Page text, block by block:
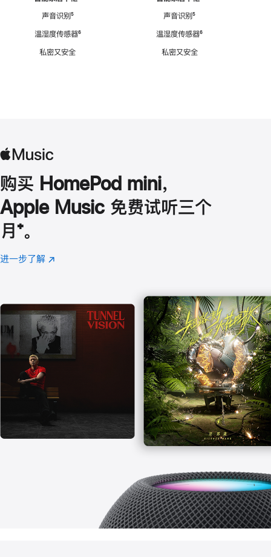
声音识别脚
⁵
温湿度传感器脚
⁶
私密又安全
声音识别脚
⁵
温湿度传感器脚
⁶
私密又安全
购买 HomePod mini，
Apple Music 免费试听三个
月 脚
注
⁺。
进一步了解 Apple
(在
口
中
打
开)